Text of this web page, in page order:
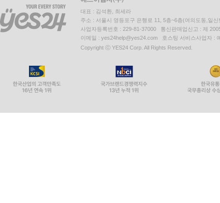
대표 : 김석환, 최세라
주소 : 서울시 영등포구 은행로 11, 5층~6층(여의도동,일신
사업자등록번호 : 229-81-37000 통신판매업신고 : 제
이메일 : yes24help@yes24.com 호스팅 서비스사업자 :
Copyright ⓒ YES24 Corp. All Rights Reserved.